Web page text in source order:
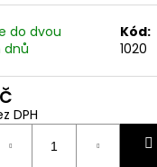
do dvou
dnů
Kód:
1020
DPH